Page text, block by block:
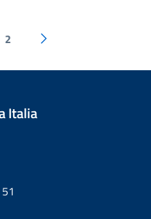
2
Italia